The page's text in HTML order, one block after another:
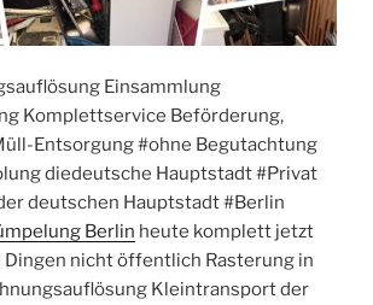
Einsammlung
Komplettservice Beförderung,
Entsorgung #ohne Begutachtung
diedeutsche Hauptstadt #Privat
deutschen Hauptstadt #Berlin
Berlin heute komplett jetzt
Dingen nicht öffentlich Rasterung in
Kleintransport der